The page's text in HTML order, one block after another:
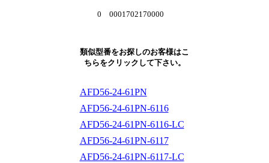
0 0001702170000
類似型番をお探しのお客様はこ
ちらをクリックして下さい。
AFD56-24-61PN
AFD56-24-61PN-6116
AFD56-24-61PN-6116-LC
AFD56-24-61PN-6117
AFD56-24-61PN-6117-LC